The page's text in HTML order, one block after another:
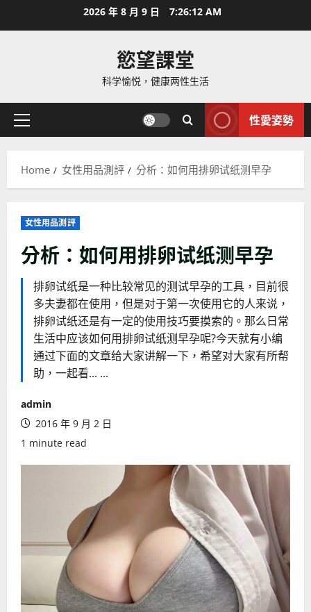
2026 年 8 月 9 日 7:26:13 AM
慾望課堂
科学愉悦，健康两性生活
Primary
性愛姿勢
Home 女性用品測評 分析：如何用排卵试纸测早孕
女性用品測評
分析：如何用排卵试纸测早孕
排卵试纸是一种比较常见的测试早孕的工具，目前很
多夫妻都在使用，但是对于第一次使用它的人来说，
排卵试纸还是有一定的使用技巧要摸索的。那么日常
生活中应该如何用排卵试纸测早孕呢?今天就有小编
通过下面的文章给大家讲解一下，希望对大家有所帮
助，一起看... ...
admin
2016 年 9 月 2 日
1 minute read